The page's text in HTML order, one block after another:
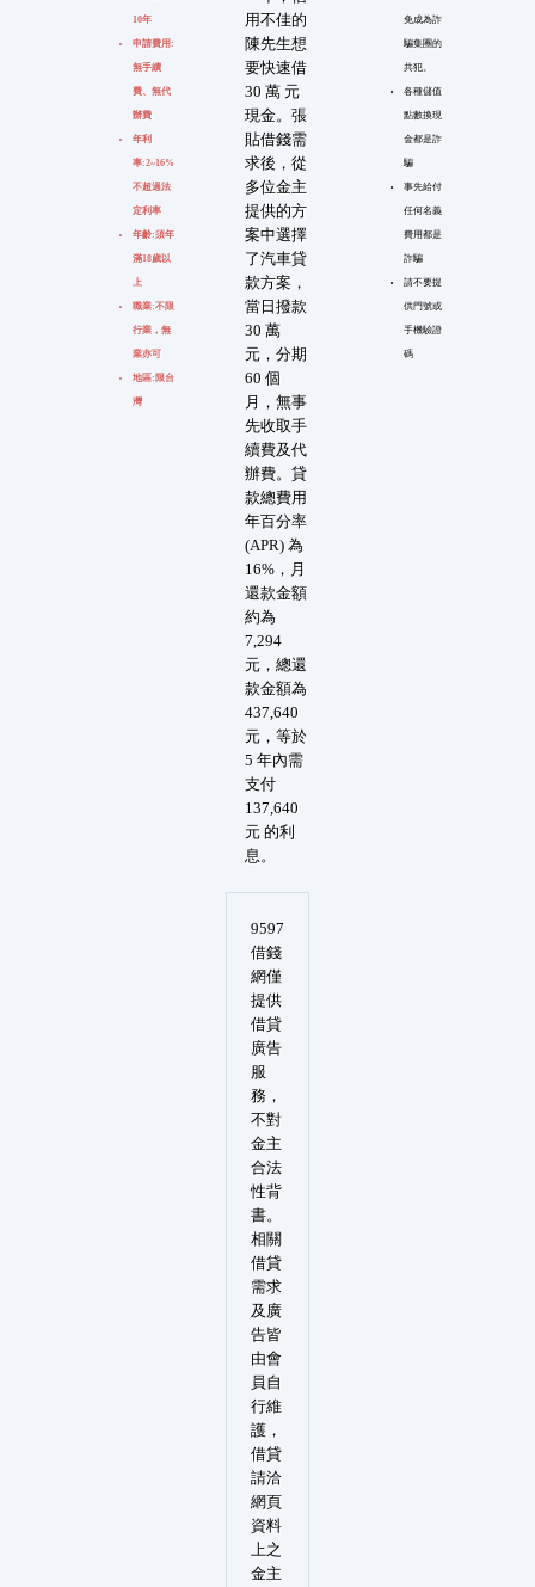
10年
申請費用:
無手續
費、無代
辦費
年利
率:2~16%
不超過法
定利率
年齡:須年
滿18歲以
上
職業:不限
行業，無
業亦可
地區:限台
灣
用不佳的
陳先生想
要快速借
30 萬 元
現金。張
貼借錢需
求後，從
多位金主
提供的方
案中選擇
了汽車貸
款方案，
當日撥款
30 萬
元，分期
60 個
月，無事
先收取手
續費及代
辦費。貸
款總費用
年百分率
(APR) 為
16%，月
還款金額
約為
7,294
元，總還
款金額為
437,640
元，等於
5 年內需
支付
137,640
元 的利
息。
免成為詐
騙集團的
共犯。
各種儲值
點數換現
金都是詐
騙
事先給付
任何名義
費用都是
詐騙
請不要提
供門號或
手機驗證
碼
9597
借錢
網僅
提供
借貸
廣告
服
務，
不對
金主
合法
性背
書。
相關
借貸
需求
及廣
告皆
由會
員自
行維
護，
借貸
請洽
網頁
資料
上之
金主